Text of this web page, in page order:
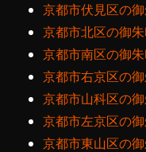
京都市伏見区の
京都市北区の御
京都市南区の御
京都市右京区の
京都市山科区の
京都市左京区の
京都市東山区の